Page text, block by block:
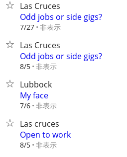
Las Cruces
Odd jobs or side gigs?
7/27 非表示
Las Cruces
Odd jobs or side gigs?
8/5 非表示
Lubbock
My face
7/6 非表示
Las cruces
Open to work
8/5 非表示